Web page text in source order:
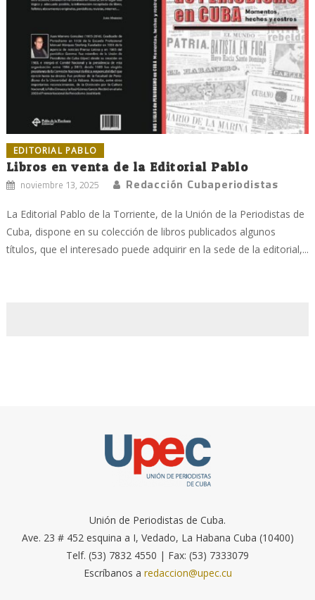
EDITORIAL PABLO
Libros en venta de la Editorial Pablo
noviembre 13, 2025 Redacción Cubaperiodistas
La Editorial Pablo de la Torriente, de la Unión de la Periodistas de
Cuba, dispone en su colección de libros publicados algunos
títulos, que el interesado puede adquirir en la sede de la editorial,...
Unión de Periodistas de Cuba.
Ave. 23 # 452 esquina a I, Vedado, La Habana Cuba (10400)
Telf. (53) 7832 4550 | Fax: (53) 7333079
Escríbanos a redaccion@upec.cu